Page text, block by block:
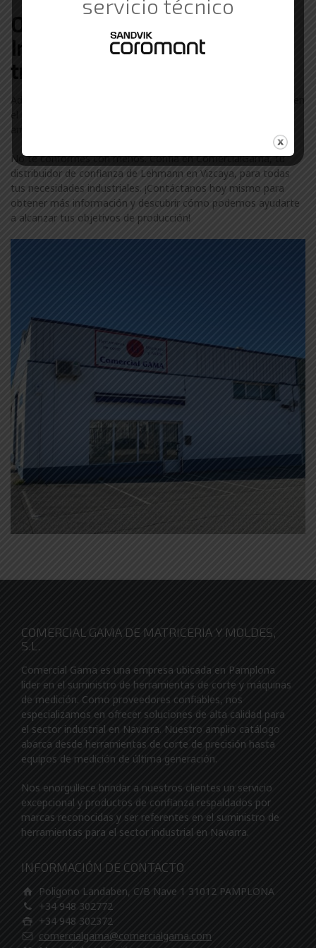
Otras marcas de Suministros
Industriales con las que
trabajamos en Vizcaya
Además de Lehmann, colaboramos con otras marcas líderes en
el sector industrial en Vizcaya. Descubre más sobre nuestra
amplia gama de marcas visitando nuestra
No te conformes con menos. Confía en ComercialGama, tu
distribuidor de confianza de Lehmann en Vizcaya, para todas
tus necesidades industriales. ¡Contáctanos hoy mismo para
obtener más información y descubrir cómo podemos ayudarte
a alcanzar tus objetivos de producción!
COMERCIAL GAMA DE MATRICERIA Y MOLDES,
S.L.
Comercial Gama es una empresa ubicada en Pamplona
líder en el suministro de herramientas de corte y máquinas
de medición. Como proveedores confiables, nos
especializamos en ofrecer soluciones de alta calidad para
el sector industrial en Navarra. Nuestro amplio catálogo
abarca desde herramientas de corte de precisión hasta
equipos de medición de última generación.
Nos enorgullece brindar a nuestros clientes un servicio
excepcional y productos de confianza respaldados por
marcas reconocidas y ser referentes en el suministro de
herramientas para el sector industrial en Navarra.
INFORMACIÓN DE CONTACTO
Poligono Landaben, C/B Nave 1 31012 PAMPLONA
+34 948 302772
+34 948 302372
comercialgama@comercialgama.com
servicio técnico